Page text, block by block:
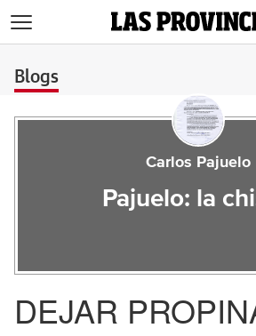
Blogs
Carlos Pajuelo
Pajuelo: la
DEJAR